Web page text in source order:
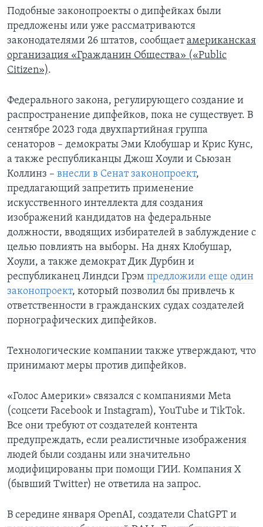
Подобные законопроекты о дипфейках были
предложены или уже рассматриваются
законодателями 26 штатов, сообщаетамериканская
организация «Гражданин Общества» («Public
Citizen»).
Федерального закона, регулирующего создание и
распространение дипфейков, пока не существует. В
сентябре 2023 года двухпартийная группа
сенаторов – демократы Эми Клобушар и Крис Кунс,
а также республиканцы Джош Хоули и Сьюзан
Коллинз – внесли в Сенат законопроект,
предлагающий запретить применение
искусственного интеллекта для создания
изображений кандидатов на федеральные
должности, вводящих избирателей в заблуждение с
целью повлиять на выборы. На днях Клобушар,
Хоули, а также демократ Дик Дурбин и
республиканец Линдси Грэм предложили еще один
законопроект, который позволил бы привлечь к
ответственности в гражданских судах создателей
порнографических дипфейков.
Технологические компании также утверждают, что
принимают меры против дипфейков.
«Голос Америки» связался с компаниями Meta
(соцсети Facebook и Instagram), YouTube и TikTok.
Все они требуют от создателей контента
предупреждать, если реалистичные изображения
людей были созданы или значительно
модифицированы при помощи ГИИ. Компания X
(бывший Twitter) не ответила на запрос.
В середине января OpenAI, создатели ChatGPT и